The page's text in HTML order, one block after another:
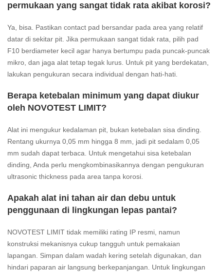
permukaan yang sangat tidak rata akibat korosi?
Ya, bisa. Pastikan contact pad bersandar pada area yang relatif
datar di sekitar pit. Jika permukaan sangat tidak rata, pilih pad
F10 berdiameter kecil agar hanya bertumpu pada puncak-puncak
mikro, dan jaga alat tetap tegak lurus. Untuk pit yang berdekatan,
lakukan pengukuran secara individual dengan hati-hati.
Berapa ketebalan minimum yang dapat diukur
oleh NOVOTEST LIMIT?
Alat ini mengukur kedalaman pit, bukan ketebalan sisa dinding.
Rentang ukurnya 0,05 mm hingga 8 mm, jadi pit sedalam 0,05
mm sudah dapat terbaca. Untuk mengetahui sisa ketebalan
dinding, Anda perlu mengkombinasikannya dengan pengukuran
ultrasonic thickness pada area tanpa korosi.
Apakah alat ini tahan air dan debu untuk
penggunaan di lingkungan lepas pantai?
NOVOTEST LIMIT tidak memiliki rating IP resmi, namun
konstruksi mekanisnya cukup tangguh untuk pemakaian
lapangan. Simpan dalam wadah kering setelah digunakan, dan
hindari paparan air langsung berkepanjangan. Untuk lingkungan